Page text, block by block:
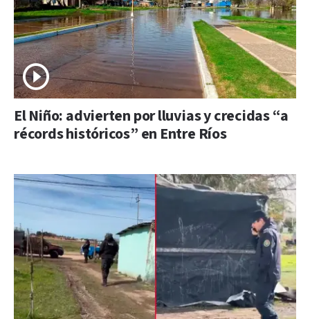
El Niño: advierten por lluvias y crecidas “a
récords históricos” en Entre Ríos